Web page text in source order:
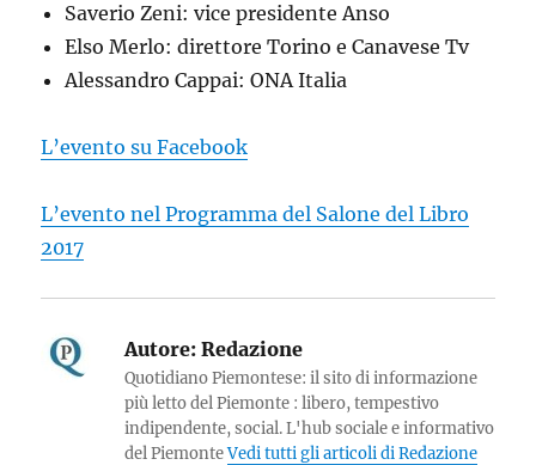
Saverio Zeni: vice presidente Anso
Elso Merlo: direttore Torino e Canavese Tv
Alessandro Cappai: ONA Italia
L’evento su Facebook
L’evento nel Programma del Salone del Libro
2017
Autore: Redazione
Quotidiano Piemontese: il sito di informazione
più letto del Piemonte : libero, tempestivo
indipendente, social. L'hub sociale e informativo
del PiemonteVedi tutti gli articoli di Redazione